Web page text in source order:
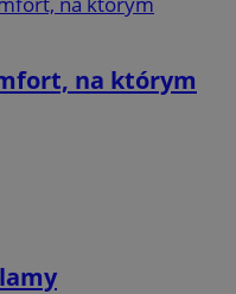
na którym